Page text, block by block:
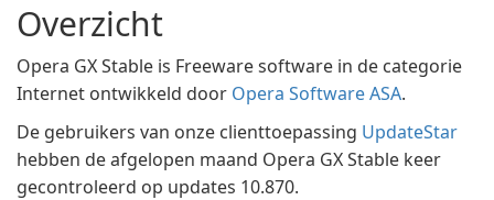
Overzicht
Opera GX Stable is Freeware software in de categorie
Internet ontwikkeld door Opera Software ASA.
De gebruikers van onze clienttoepassing UpdateStar
hebben de afgelopen maand Opera GX Stable keer
gecontroleerd op updates 10.870.